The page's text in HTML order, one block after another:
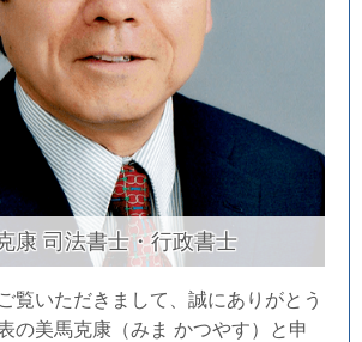
康司法書士・行政書士
覧いただきまして、誠にありがとう
の美馬克康（みま かつやす）と申